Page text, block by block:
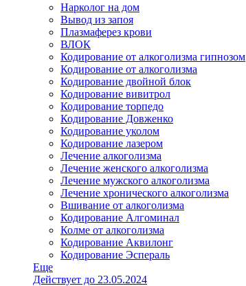
Нарколог на дом
Вывод из запоя
Плазмаферез крови
ВЛОК
Кодирование от алкоголизма гипнозом
Кодирование от алкоголизма
Кодирование двойной блок
Кодирование вивитрол
Кодирование торпедо
Кодирование Довженко
Кодирование уколом
Кодирование лазером
Лечение алкоголизма
Лечение женского алкоголизма
Лечение мужского алкоголизма
Лечение хронического алкоголизма
Вшивание от алкоголизма
Кодирование Алгоминал
Колме от алкоголизма
Кодирование Аквилонг
Кодирование Эспераль
Еще
Действует до 23.05.2024